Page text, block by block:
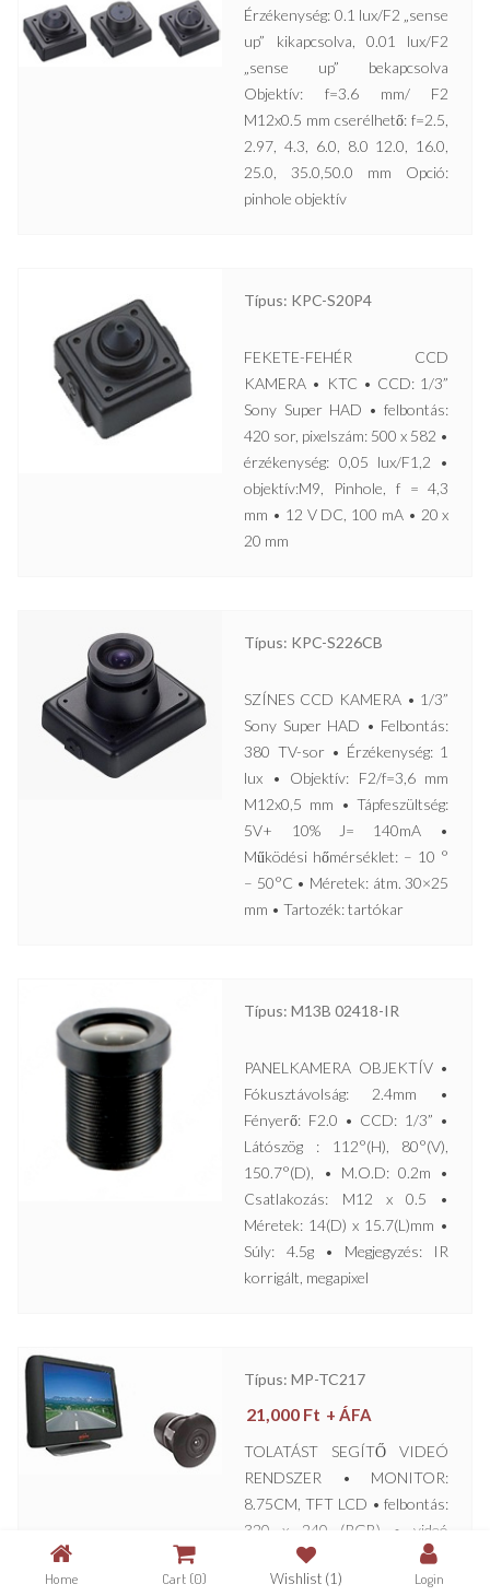
Érzékenység: 0.1 lux/F2 „sense
up” kikapcsolva, 0.01 lux/F2
„sense up” bekapcsolva
Objektív: f=3.6 mm/ F2
M12x0.5 mm cserélhető: f=2.5,
2.97, 4.3, 6.0, 8.0 12.0, 16.0,
25.0, 35.0,50.0 mm Opció:
pinhole objektív
Típus: KPC-S20P4
FEKETE-FEHÉR CCD
KAMERA • KTC • CCD: 1/3”
Sony Super HAD • felbontás:
420 sor, pixelszám: 500 x 582 •
érzékenység: 0,05 lux/F1,2 •
objektív:M9, Pinhole, f = 4,3
mm • 12 V DC, 100 mA • 20 x
20 mm
Típus: KPC-S226CB
SZÍNES CCD KAMERA • 1/3”
Sony Super HAD • Felbontás:
380 TV-sor • Érzékenység: 1
lux • Objektív: F2/f=3,6 mm
M12x0,5 mm • Tápfeszültség:
5V+ 10% J= 140mA •
Működési hőmérséklet: – 10 °
– 50°C • Méretek: átm. 30×25
mm • Tartozék: tartókar
Típus: M13B 02418-IR
PANELKAMERA OBJEKTÍV •
Fókusztávolság: 2.4mm •
Fényerő: F2.0 • CCD: 1/3” •
Látószög : 112°(H), 80°(V),
150.7°(D), • M.O.D: 0.2m •
Csatlakozás: M12 x 0.5 •
Méretek: 14(D) x 15.7(L)mm •
Súly: 4.5g • Megjegyzés: IR
korrigált, megapixel
Típus: MP-TC217
21,000 Ft + ÁFA
TOLATÁST SEGÍTŐ VIDEÓ
RENDSZER • MONITOR:
8.75CM, TFT LCD • felbontás:
320 x 240 (RGB) • videó
bemenet: 1Vpp, 75Ω, RCA,
CVBS • videó raszter a tolatás
Home Cart (0) Wishlist (1) Login